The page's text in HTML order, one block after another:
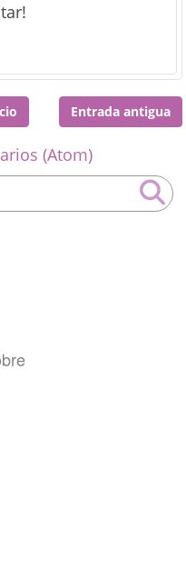
Entrada antigua
(Atom)